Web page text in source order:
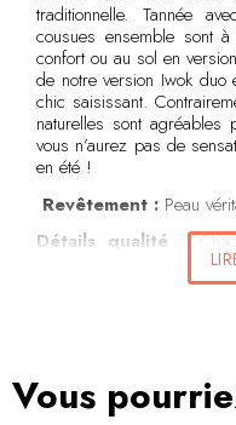
traditionnelle. Tannée
cousues ensemble sont
confort ou au sol en
de notre version Iwok
chic saisissant.
naturelles sont
vous n’aurez pas de
en été !
Revêtement : Peau
Détails qualité :
puisque c’est un produit
Biloba fabriqués à partir
commerce et de de
Vous